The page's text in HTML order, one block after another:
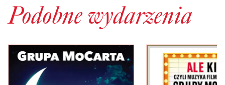
Podobne wydarzenia